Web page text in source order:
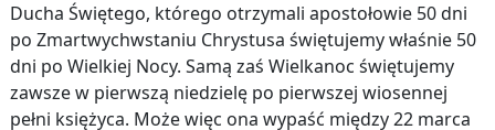
Ducha Świętego, którego otrzymali apostołowie 50 dni
po Zmartwychwstaniu Chrystusa świętujemy właśnie 50
dni po Wielkiej Nocy. Samą zaś Wielkanoc świętujemy
zawsze w pierwszą niedzielę po pierwszej wiosennej
pełni księżyca. Może więc ona wypaść między 22 marca